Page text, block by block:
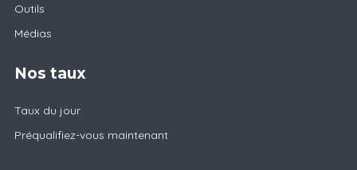
Outils
Médias
Nos taux
Taux du jour
Préqualifiez-vous maintenant